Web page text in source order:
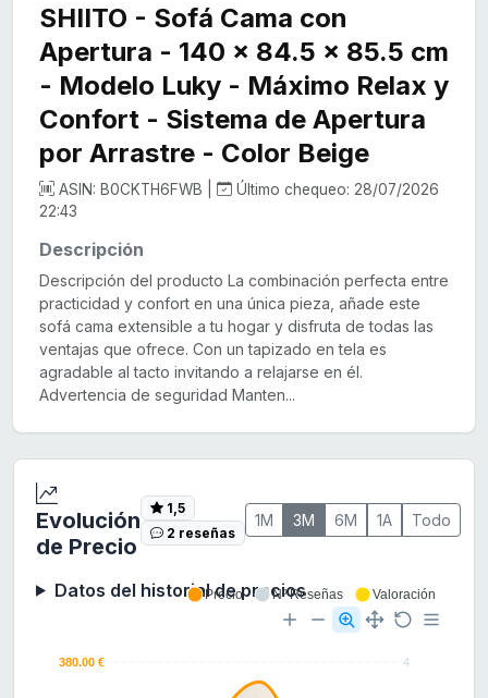
SHIITO - Sofá Cama con
Apertura - 140 x 84.5 x 85.5 cm
- Modelo Luky - Máximo Relax y
Confort - Sistema de Apertura
por Arrastre - Color Beige
ASIN: B0CKTH6FWB |
Último chequeo: 28/07/2026
22:43
Descripción
Descripción del producto La combinación perfecta entre
practicidad y confort en una única pieza, añade este
sofá cama extensible a tu hogar y disfruta de todas las
ventajas que ofrece. Con un tapizado en tela es
agradable al tacto invitando a relajarse en él.
Advertencia de seguridad Manten...
Evolución
de Precio
1,5
2 reseñas
1M 3M 6M 1A Todo
Datos del historial de precios
4
380.00 €
Precio Nº Reseñas Valoración